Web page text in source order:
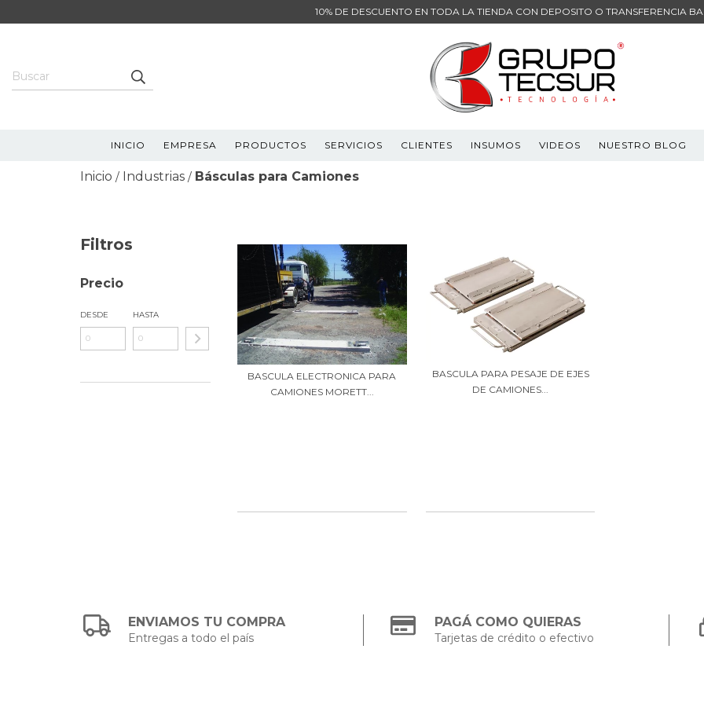
10% DE DESCUENTO EN TODA LA TIENDA CON DEPOSITO O TRANSFERENCIA
INICIO EMPRESA PRODUCTOS SERVICIOS CLIENTES INSUMOS VIDEOS NUESTRO BLOG
Inicio / Industrias / Básculas para Camiones
Filtros
Precio
DESDE HASTA
BASCULA ELECTRONICA PARA
CAMIONES MORETT...
BASCULA PARA PESAJE DE EJES
DE CAMIONES...
ENVIAMOS TU COMPRA
Entregas a todo el país
PAGÁ COMO QUIERAS
Tarjetas de crédito o efectivo